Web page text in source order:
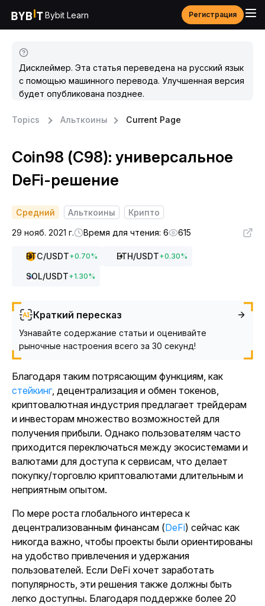
Bybit Learn Регистрация
Дисклеймер. Эта статья переведена на русский язык
с помощью машинного перевода. Улучшенная версия
будет опубликована позднее.
Topics Альткоины Current Page
Coin98 (C98): универсальное
DeFi-решение
Средний Альткоины
Крипто
29 нояб. 2021 г.
Время для чтения: 6 615
BTC/USDT+0.70% ETH/USDT+0.30%
SOL/USDT+1.30%
Краткий пересказ
Узнавайте содержание статьи и оценивайте
рыночные настроения всего за 30 секунд!
Благодаря таким потрясающим функциям, как
стейкинг, децентрализация и обмен токенов,
криптовалютная индустрия предлагает трейдерам
и инвесторам множество возможностей для
получения прибыли. Однако пользователям часто
приходится переключаться между экосистемами и
валютами для доступа к сервисам, что делает
покупку/торговлю криптовалютами длительным и
неприятным опытом.
По мере роста глобального интереса к
децентрализованным финансам (DeFi) сейчас как
никогда важно, чтобы проекты были ориентированы
на удобство привлечения и удержания
пользователей. Если DeFi хочет заработать
популярность, эти решения также должны быть
легко доступны. Благодаря поддержке более 20